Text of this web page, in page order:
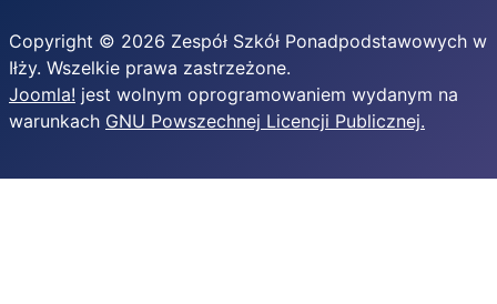
Copyright © 2026 Zespół Szkół Ponadpodstawowych w
Iłży. Wszelkie prawa zastrzeżone.
Joomla! jest wolnym oprogramowaniem wydanym na
warunkach GNU Powszechnej Licencji Publicznej.